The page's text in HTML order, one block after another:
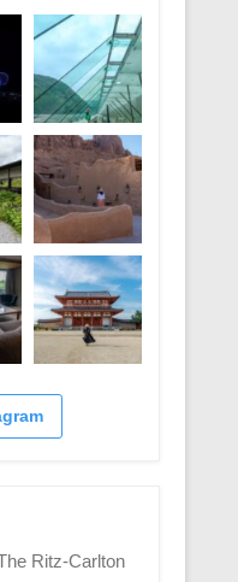
Ritz-Carlton